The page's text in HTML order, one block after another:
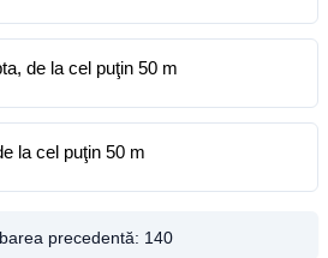
de la cel puţin 50 m
la cel puţin 50 m
precedentă: 140